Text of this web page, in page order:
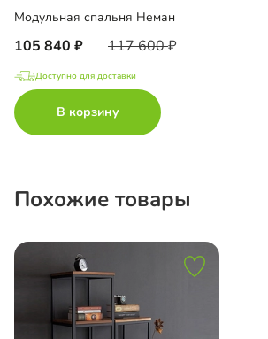
Модульная спальня Неман
105 840 117 600
Доступно для доставки
В корзину
Похожие товары